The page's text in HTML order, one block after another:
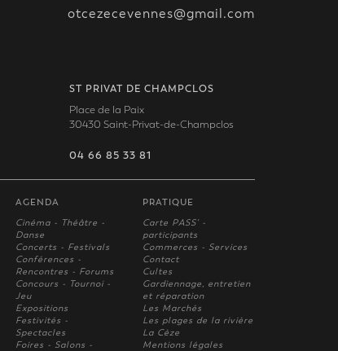
otcezecevennes@gmail.com
ST PRIVAT DE CHAMPCLOS
Place de la Paix
30430 Saint-Privat-de-Champclos
04 66 85 33 81
AGENDA
Cinéma - Théâtre -
Danse
Concerts - Festivals
Conférences -
Rencontres - Forums
Concours - Tournoi -
Jeu
Expositions
Festivités -
Spectacles
Foires - Salons -
PRATIQUE
Carte PASS' -
participants
Commerces - Services
Contact
Cultes
Gardiennage, entretien
et réparation
Les Marchés
Les plages de la rivière
La Cèze
Mentions légales